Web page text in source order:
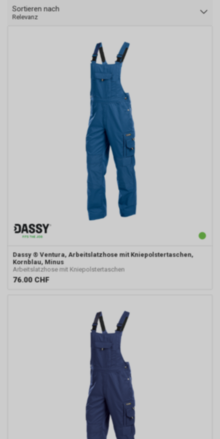
Sortieren nach
Relevanz
Dassy ® Ventura, Arbeitslatzhose mit Kniepolstertaschen,
Kornblau, Minus
Arbeitslatzhose mit Kniepolstertaschen
76.00 CHF